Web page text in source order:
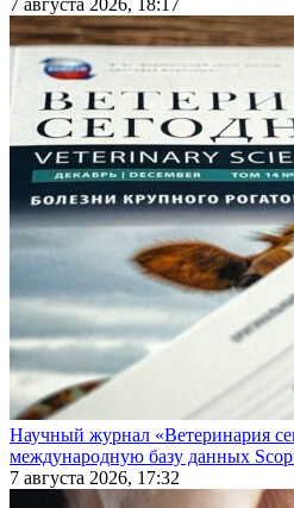
Научный журнал «Ветеринария
международную базу данных
7 августа 2026, 17:32